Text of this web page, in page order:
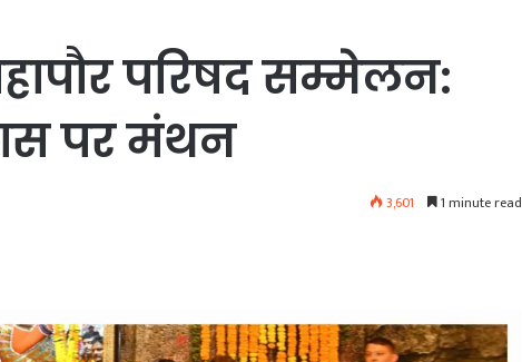
परिषद सम्मेलन:
पर मंथन
3,601 1 minute read